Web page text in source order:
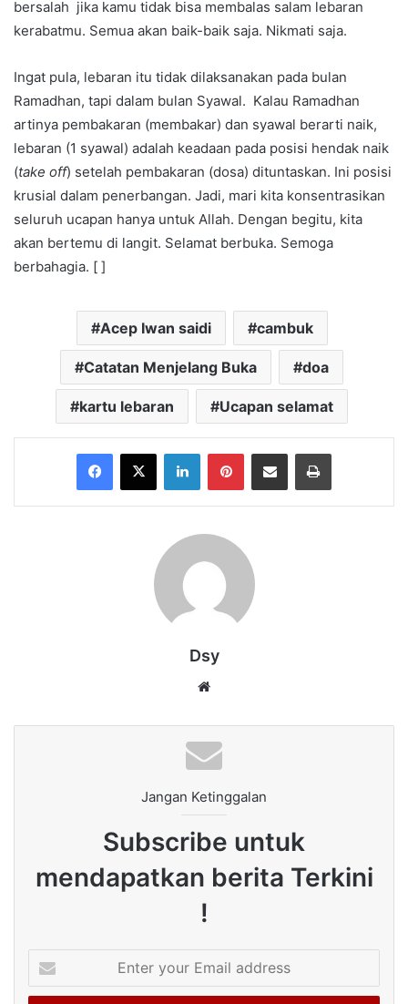
bersalah jika kamu tidak bisa membalas salam lebaran
kerabatmu. Semua akan baik-baik saja. Nikmati saja.
Ingat pula, lebaran itu tidak dilaksanakan pada bulan
Ramadhan, tapi dalam bulan Syawal. Kalau Ramadhan
artinya pembakaran (membakar) dan syawal berarti naik,
lebaran (1 syawal) adalah keadaan pada posisi hendak naik
(take off) setelah pembakaran (dosa) dituntaskan. Ini posisi
krusial dalam penerbangan. Jadi, mari kita konsentrasikan
seluruh ucapan hanya untuk Allah. Dengan begitu, kita
akan bertemu di langit. Selamat berbuka. Semoga
berbahagia. [ ]
Acep Iwan saidi cambuk
Catatan Menjelang Buka doa
kartu lebaran Ucapan selamat
Facebook
X LinkedInPinterestShare via Email Print
Dsy
Jangan Ketinggalan
Subscribe untuk
mendapatkan berita Terkini
!
your
Email